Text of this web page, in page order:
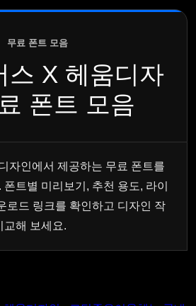
무료 폰트 모음
스 X 헤움디자
폰트 모음
자인에서 제공하는 무료 폰트를
트별 미리보기, 추천 용도, 라이
로드 링크를 확인하고 디자인 작
교해 보세요.